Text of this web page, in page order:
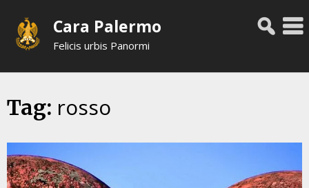
content
Cara Palermo
Felicis urbis Panormi
Tag: rosso